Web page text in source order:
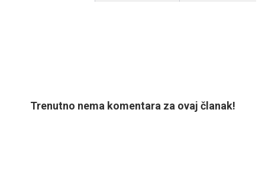
Trenutno nema komentara za ovaj članak!